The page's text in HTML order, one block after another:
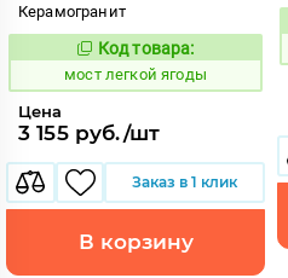
Керамогранит
1021249
Код товара:
мост легкой ягоды
Цена
3 155 руб./шт
Заказ в 1 клик
В корзину